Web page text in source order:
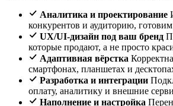
Аналитика и проектирование
конкурентов и аудиторию,
UX/UI-дизайн под ваш бренд
которые продают, а не просто
Адаптивная вёрстка
смартфонах, планшетах и
Разработка и интеграции
оплату, аналитику и внешние
Наполнение и настройка